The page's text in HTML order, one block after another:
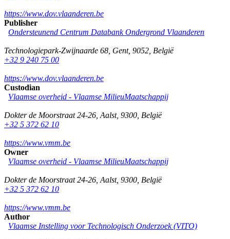
https://www.dov.vlaanderen.be
Publisher
Ondersteunend Centrum Databank Ondergrond Vlaanderen
Technologiepark-Zwijnaarde 68 Gent, 9052 België
+32 9 240 75 00
https://www.dov.vlaanderen.be
Custodian
Vlaamse overheid - Vlaamse MilieuMaatschappij
Dokter de Moorstraat 24-26 Aalst, 9300 België
+32 5 372 62 10
https://www.vmm.be
Owner
Vlaamse overheid - Vlaamse MilieuMaatschappij
Dokter de Moorstraat 24-26 Aalst, 9300 België
+32 5 372 62 10
https://www.vmm.be
Author
Vlaamse Instelling voor Technologisch Onderzoek (VITO)